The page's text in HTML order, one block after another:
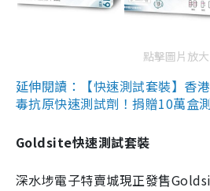
點擊圖片放大
延伸閱讀：【快速測試套裝】香
毒抗原快速測試劑！捐贈10萬盒
Goldsite快速測試套裝
深水埗電子特賣城現正發售